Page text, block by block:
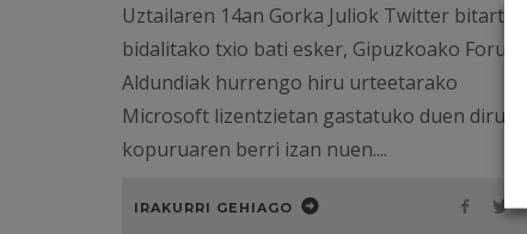
Uztailaren 14an Gorka Juliok Twitter bitartez
bidalitako txio bati esker, Gipuzkoako Foru
Aldundiak hurrengo hiru urteetarako
Microsoft lizentzietan gastatuko duen diru
kopuruaren berri izan nuen....
IRAKURRI GEHIAGO